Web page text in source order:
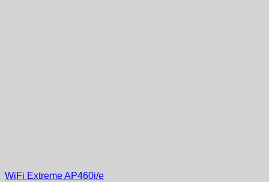
WiFi Extreme AP460i/e